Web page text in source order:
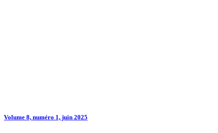
Volume 8, numéro 1, juin 2025